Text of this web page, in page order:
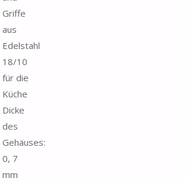
Griffe
aus
Edelstahl
18/10
für die
Küche
Dicke
des
Gehäuses:
0, 7
mm